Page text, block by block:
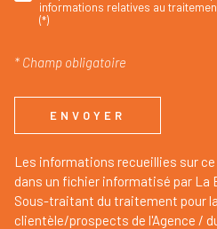
informations relatives au
(*)
* Champ obligatoire
ENVOYER
Les informations recueillies sur
dans un fichier informatisé par
Sous-traitant du traitement pour
clientèle/prospects de l'Agence /